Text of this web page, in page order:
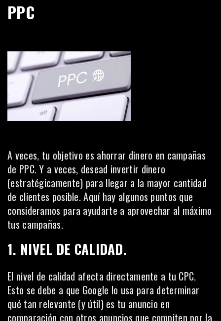
PPC
A veces, tu objetivo es ahorrar dinero en campañas
de PPC. Y a veces, desead invertir dinero
(estratégicamente) para llegar a la mayor cantidad
de clientes posible. Aquí hay algunos puntos que
consideramos para ayudarte a aprovechar al máximo
tus campañas.
1. NIVEL DE CALIDAD.
El nivel de calidad afecta directamente a tu CPC.
Esto se debe a que Google lo usa para determinar
qué tan relevante (y útil) es tu anuncio en
comparación con otros anuncios que compiten por la